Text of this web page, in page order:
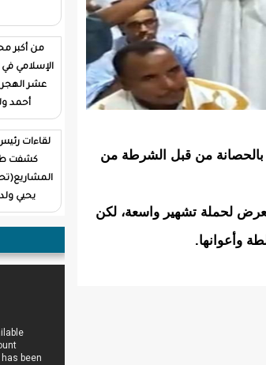
بالحصانة من قبل الشرطة من
لحملة تشهير واسعة، لكن
وأعوانها.
من أكبر
الإسلامي في
عشر
أحمد
لقاءات
كشفت
يحيي